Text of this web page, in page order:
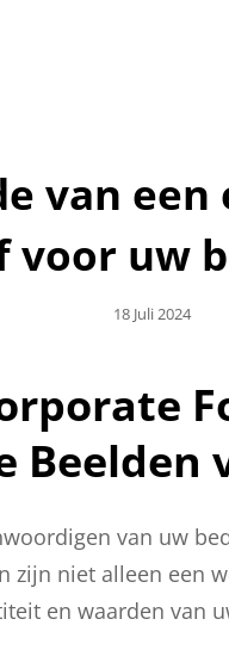
van
voor uw
Geplaatst
18 Juli 2024
Beelden
van uw
zijn niet alleen een
en waarden van